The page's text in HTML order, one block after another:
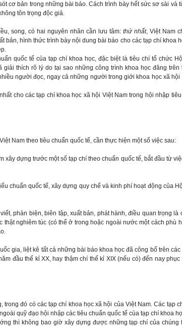
cơ bản trong những bài báo. Cách trình bày hết sức sơ sài và
tôn trọng độc giả.
song, có hai nguyên nhân cần lưu tâm: thứ nhất, Việt Nam
bản, hình thức trình bày nội dung bài báo cho các tạp chí khoa
quốc tế của tạp chí khoa học, đặc biệt là tiêu chí tổ chức
giải thích rõ lý do tại sao những công trình khoa học đăng trên
người đọc, ngay cả những người trong giới khoa học xã hội
cho các tạp chí khoa học xã hội Việt Nam trong hội nhập
Nam theo tiêu chuẩn quốc tế, cần thực hiện một số việc sau:
xây dựng trước một số tạp chí theo chuẩn quốc tế, bắt đầu từ
chuẩn quốc tế, xây dựng quy chế và kinh phí hoạt động của
phản biện, biên tập, xuất bản, phát hành, điều quan trọng là
thật nghiêm túc (có thể ở trong hoặc ngoài nước một cách phù
gia, liệt kê tất cả những bài báo khoa học đã công bố trên các
đầu thế kỉ XX, hay thậm chí thế kỉ XIX (nếu có) đến nay phục
trong đó có các tạp chí khoa học xã hội của Việt Nam. Các tạp
quỹ đạo hội nhập các tiêu chuẩn quốc tế của tạp chí khoa
thì không bao giờ xây dựng được những tạp chí của chúng